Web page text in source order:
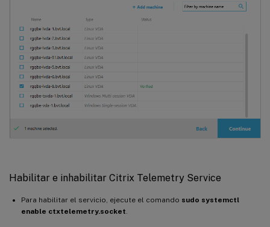
Habilitar e inhabilitar Citrix Telemetry Service
Para habilitar el servicio, ejecute el comando sudo systemctl
enable ctxtelemetry.socket